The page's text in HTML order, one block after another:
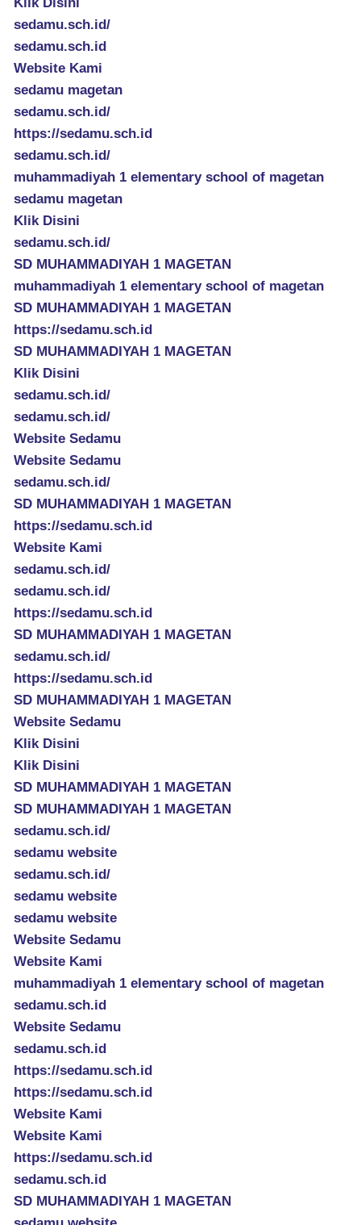
sedamu.sch.id/
sedamu.sch.id
Website Kami
sedamu magetan
sedamu.sch.id/
https://sedamu.sch.id
sedamu.sch.id/
muhammadiyah 1 elementary school of magetan
sedamu magetan
Klik Disini
sedamu.sch.id/
SD MUHAMMADIYAH 1 MAGETAN
muhammadiyah 1 elementary school of magetan
SD MUHAMMADIYAH 1 MAGETAN
https://sedamu.sch.id
SD MUHAMMADIYAH 1 MAGETAN
Klik Disini
sedamu.sch.id/
sedamu.sch.id/
Website Sedamu
Website Sedamu
sedamu.sch.id/
SD MUHAMMADIYAH 1 MAGETAN
https://sedamu.sch.id
Website Kami
sedamu.sch.id/
sedamu.sch.id/
https://sedamu.sch.id
SD MUHAMMADIYAH 1 MAGETAN
sedamu.sch.id/
https://sedamu.sch.id
SD MUHAMMADIYAH 1 MAGETAN
Website Sedamu
Klik Disini
Klik Disini
SD MUHAMMADIYAH 1 MAGETAN
SD MUHAMMADIYAH 1 MAGETAN
sedamu.sch.id/
sedamu website
sedamu.sch.id/
sedamu website
sedamu website
Website Sedamu
Website Kami
muhammadiyah 1 elementary school of magetan
sedamu.sch.id
Website Sedamu
sedamu.sch.id
https://sedamu.sch.id
https://sedamu.sch.id
Website Kami
Website Kami
https://sedamu.sch.id
sedamu.sch.id
SD MUHAMMADIYAH 1 MAGETAN